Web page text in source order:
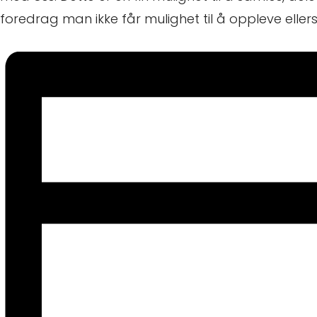
foredrag man ikke får mulighet til å oppleve